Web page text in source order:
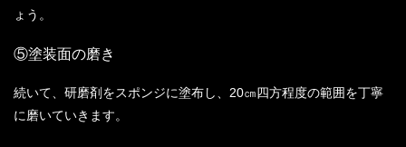
ょう。
⑤塗装面の磨き
続いて、研磨剤をスポンジに塗布し、20㎝四方程度の範囲を丁寧
に磨いていきます。